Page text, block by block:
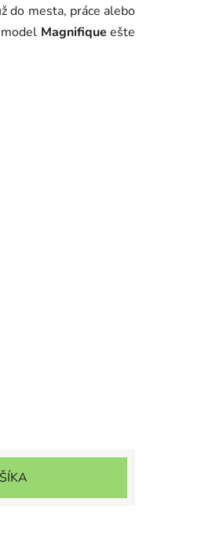
do mesta, práce alebo
Magnifique ešte